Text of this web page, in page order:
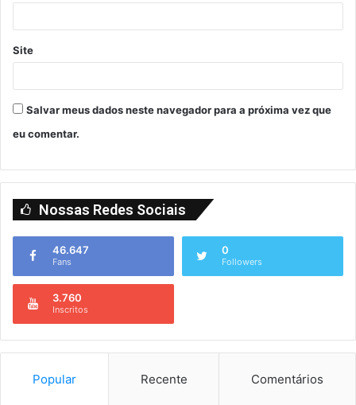
Site
Salvar meus dados neste navegador para a próxima vez que
eu comentar.
Nossas Redes Sociais
46.647
Fans
0
Followers
3.760
Inscritos
Popular Recente Comentários